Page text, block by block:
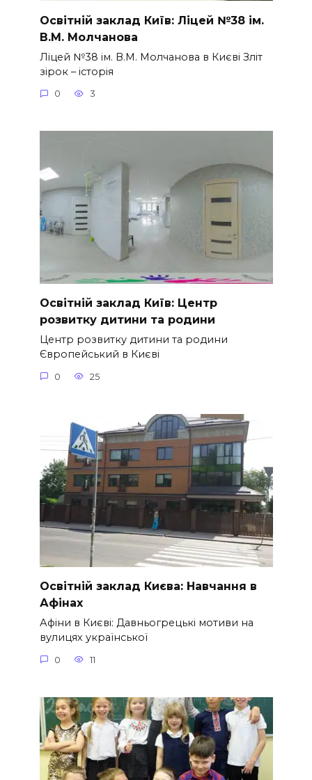
Освітній заклад Київ: Ліцей №38 ім.
В.М. Молчанова
Ліцей №38 ім. В.М. Молчанова в Києві Зліт
зірок – історія
0 3
Освітній заклад Київ: Центр
розвитку дитини та родини
Центр розвитку дитини та родини
Європейський в Києві
0 25
Освітній заклад Києва: Навчання в
Афінах
Афіни в Києві: Давньогрецькі мотиви на
вулицях української
0 11